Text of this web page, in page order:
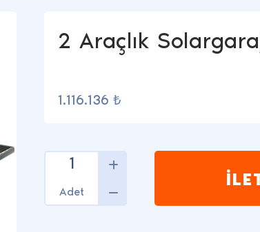
2 Araçlık
1.116.136 ₺
Adet